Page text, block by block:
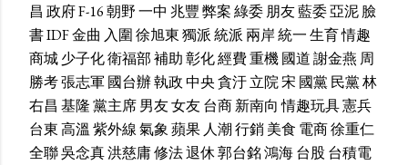
昌 政府F-16朝野一中 兆豐弊案綠委朋友藍委亞泥臉
書IDF金曲 入圍徐旭東獨派統派 兩岸統一生育情趣
商城少子化衛福部補助彰化經費重機國道謝金燕 周
勝考張志軍國台辦執政中央貪汙立院宋 國黨民黨林
右昌 基隆黨主席男友女友台商新南向 情趣玩具憲兵
台東高溫 紫外線氣象蘋果 人潮行銷美食 電商徐重仁
全聯吳念真洪慈庸修法退休郭台銘鴻海台股 台積電